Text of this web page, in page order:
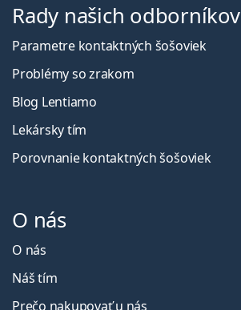
Rady našich odborníkov
Parametre kontaktných šošoviek
Problémy so zrakom
Blog Lentiamo
Lekársky tím
Porovnanie kontaktných šošoviek
O nás
O nás
Náš tím
Prečo nakupovať u nás